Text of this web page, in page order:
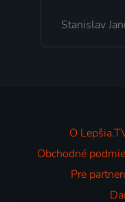
Milada
O
Obchodné
Pre